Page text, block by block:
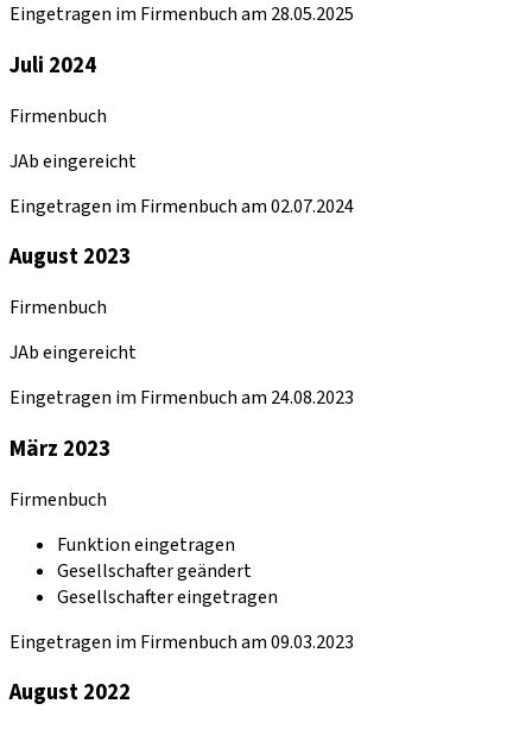
Eingetragen im Firmenbuch am 28.05.2025
Juli 2024
Firmenbuch
JAb eingereicht
Eingetragen im Firmenbuch am 02.07.2024
August 2023
Firmenbuch
JAb eingereicht
Eingetragen im Firmenbuch am 24.08.2023
März 2023
Firmenbuch
Funktion eingetragen
Gesellschafter geändert
Gesellschafter eingetragen
Eingetragen im Firmenbuch am 09.03.2023
August 2022